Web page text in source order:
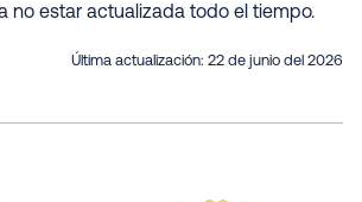
no estar actualizada todo el tiempo.
Última actualización: 22 de junio del 2026